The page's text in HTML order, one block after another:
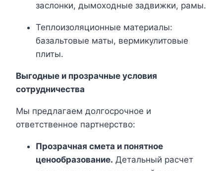
заслонки, дымоходные задвижки, рамы.
Теплоизоляционные материалы:
базальтовые маты, вермикулитовые
плиты.
Выгодные и прозрачные условия
сотрудничества
Мы предлагаем долгосрочное и
ответственное партнерство:
Прозрачная смета и понятное
ценообразование. Детальный расчет